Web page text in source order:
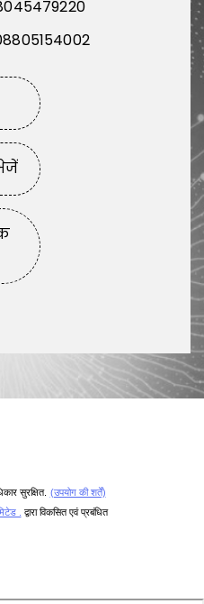
सुरक्षित. (उपयोग की शर्तें)
.
द्वारा विकसित एवं प्रबंधित